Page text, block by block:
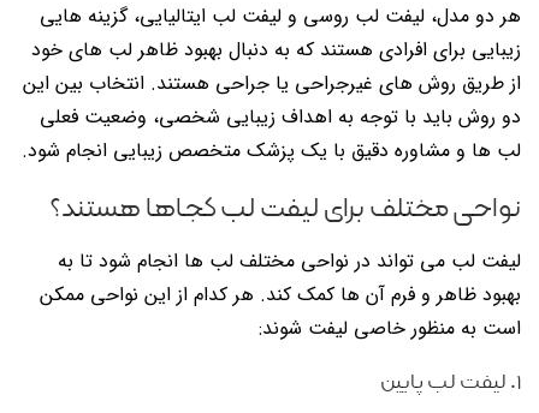
هر دو مدل، لیفت لب روسی و لیفت لب ایتالیایی، گزینه هایی
زیبایی برای افرادی هستند که به دنبال بهبود ظاهر لب های خود
از طریق روش های غیرجراحی یا جراحی هستند. انتخاب بین این
دو روش باید با توجه به اهداف زیبایی شخصی، وضعیت فعلی
لب ها و مشاوره دقیق با یک پزشک متخصص زیبایی انجام شود.
نواحی مختلف برای لیفت لب کجاها هستند؟
لیفت لب می تواند در نواحی مختلف لب ها انجام شود تا به
بهبود ظاهر و فرم آن ها کمک کند. هر کدام از این نواحی ممکن
است به منظور خاصی لیفت شوند:
۱. لیفت لب پایین